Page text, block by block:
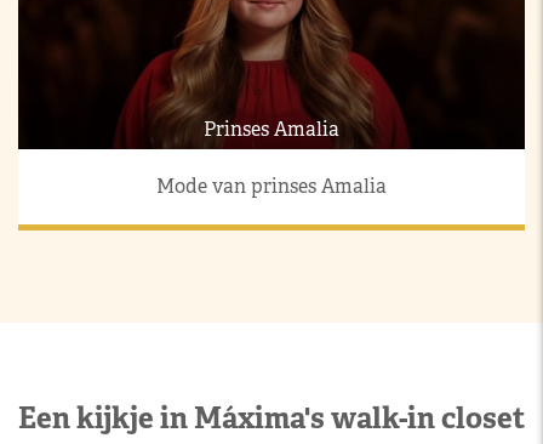
Prinses Amalia
Mode van prinses Amalia
Een kijkje in Máxima's walk-in closet